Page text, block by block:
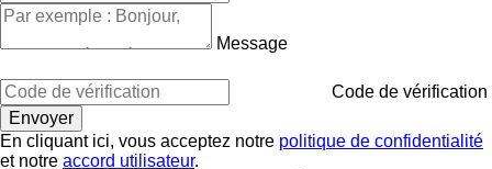
Message
Code de vérification
En cliquant ici, vous acceptez notre politique de confidentialité
et notre accord utilisateur.